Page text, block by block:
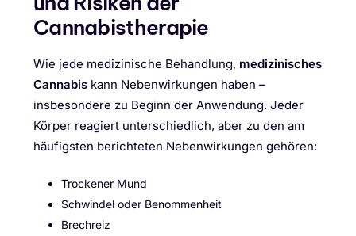
Cannabistherapie
Wie jede medizinische Behandlung, medizinisches
Cannabis kann Nebenwirkungen haben –
insbesondere zu Beginn der Anwendung. Jeder
Körper reagiert unterschiedlich, aber zu den am
häufigsten berichteten Nebenwirkungen gehören:
Trockener Mund
Schwindel oder Benommenheit
Brechreiz